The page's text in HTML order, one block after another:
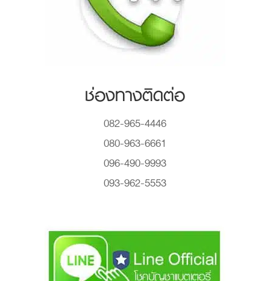
ช่องทางติดต่อ
082-965-4446
080-963-6661
096-490-9993
093-962-5553